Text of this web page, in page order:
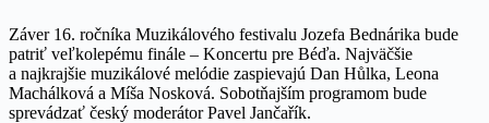
Záver 16. ročníka Muzikálového festivalu Jozefa Bednárika bude
patriť veľkolepému finále – Koncertu pre Béďa. Najväčšie
a najkrajšie muzikálové melódie zaspievajú Dan Hůlka, Leona
Machálková a Míša Nosková. Sobotňajším programom bude
sprevádzať český moderátor Pavel Jančařík.